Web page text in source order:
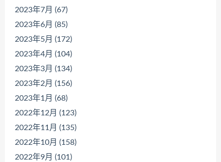
2023年7月 (67)
2023年6月 (85)
2023年5月 (172)
2023年4月 (104)
2023年3月 (134)
2023年2月 (156)
2023年1月 (68)
2022年12月 (123)
2022年11月 (135)
2022年10月 (158)
2022年9月 (101)